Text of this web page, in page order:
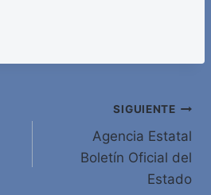
SIGUIENTE
Agencia Estatal
Boletín Oficial del
Estado